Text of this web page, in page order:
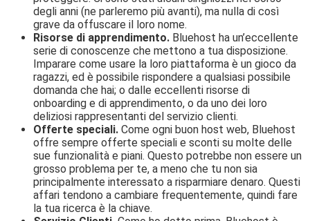
degli anni (ne parleremo più avanti), ma nulla di così
grave da offuscare il loro nome.
Risorse di apprendimento. Bluehost ha un’eccellente
serie di conoscenze che mettono a tua disposizione.
Imparare come usare la loro piattaforma è un gioco da
ragazzi, ed è possibile rispondere a qualsiasi possibile
domanda che hai; o dalle eccellenti risorse di
onboarding e di apprendimento, o da uno dei loro
deliziosi rappresentanti del servizio clienti.
Offerte speciali. Come ogni buon host web, Bluehost
offre sempre offerte speciali e sconti su molte delle
sue funzionalità e piani. Questo potrebbe non essere un
grosso problema per te, a meno che tu non sia
principalmente interessato a risparmiare denaro. Questi
affari tendono a cambiare frequentemente, quindi fare
la tua ricerca è la chiave.